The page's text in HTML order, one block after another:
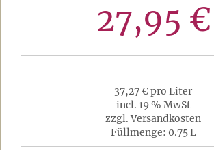
27,95 €
37,27 € pro Liter
incl. 19 % MwSt
zzgl. Versandkosten
Füllmenge: 0.75 L